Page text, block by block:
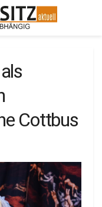
Cottbus